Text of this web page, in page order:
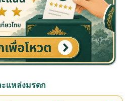
แหล่งมรดก